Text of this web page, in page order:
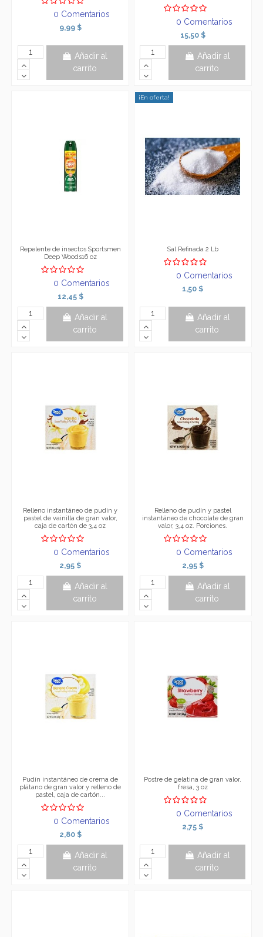
0 Comentarios
9,99 $
Añadir al
carrito
0 Comentarios
15,50 $
Añadir al
carrito
Repelente de insectos Sportsmen
Deep Woods16 oz
0 Comentarios
12,45 $
Añadir al
carrito
¡En oferta!
Sal Refinada 2 Lb
0 Comentarios
1,50 $
Añadir al
carrito
Relleno instantáneo de pudín y
pastel de vainilla de gran valor,
caja de cartón de 3,4 oz
0 Comentarios
2,95 $
Añadir al
carrito
Relleno de pudín y pastel
instantáneo de chocolate de gran
valor, 3,4 oz. Porciones.
0 Comentarios
2,95 $
Añadir al
carrito
Pudín instantáneo de crema de
plátano de gran valor y relleno de
pastel, caja de cartón...
0 Comentarios
2,80 $
Añadir al
carrito
Postre de gelatina de gran valor,
fresa, 3 oz
0 Comentarios
2,75 $
Añadir al
carrito